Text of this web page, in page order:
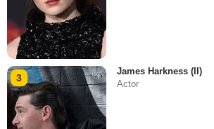
3
James Harkness (II)
Actor